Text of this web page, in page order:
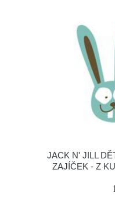
JACK N' JILL
ZAJÍČEK - Z